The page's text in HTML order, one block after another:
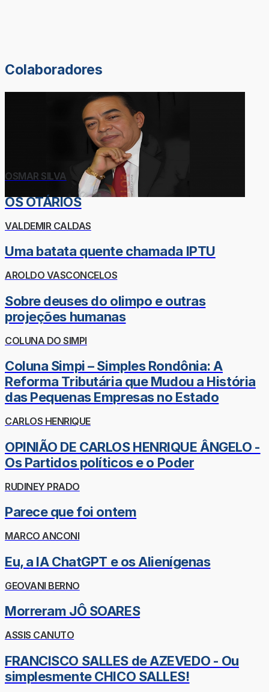
Colaboradores
OSMAR SILVA
OS OTÁRIOS
VALDEMIR CALDAS
Uma batata quente chamada IPTU
AROLDO VASCONCELOS
Sobre deuses do olimpo e outras
projeções humanas
COLUNA DO SIMPI
Coluna Simpi – Simples Rondônia: A
Reforma Tributária que Mudou a História
das Pequenas Empresas no Estado
CARLOS HENRIQUE
OPINIÃO DE CARLOS HENRIQUE ÂNGELO -
Os Partidos políticos e o Poder
RUDINEY PRADO
Parece que foi ontem
MARCO ANCONI
Eu, a IA ChatGPT e os Alienígenas
GEOVANI BERNO
Morreram JÔ SOARES
ASSIS CANUTO
FRANCISCO SALLES de AZEVEDO - Ou
simplesmente CHICO SALLES!